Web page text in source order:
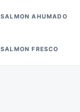
SALMON AHUMADO
SALMON FRESCO